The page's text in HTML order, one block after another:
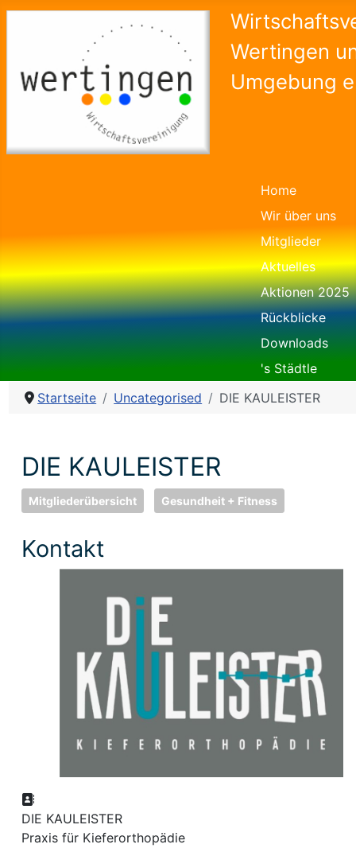
Wertingen
Umgebung
Home
Wir über uns
Mitglieder
Aktuelles
Aktionen 2025
Rückblicke
Downloads
's Städtle
Startseite
Uncategorised DIE KAULEISTER
DIE KAULEISTER
Mitgliederübersicht Gesundheit + Fitness
Kontakt
Adresse:
DIE KAULEISTER
Praxis für Kieferorthopädie